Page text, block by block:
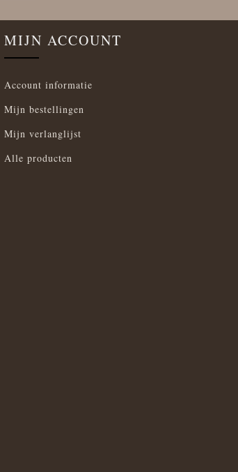
MIJN ACCOUNT
Account informatie
Mijn bestellingen
Mijn verlanglijst
Alle producten